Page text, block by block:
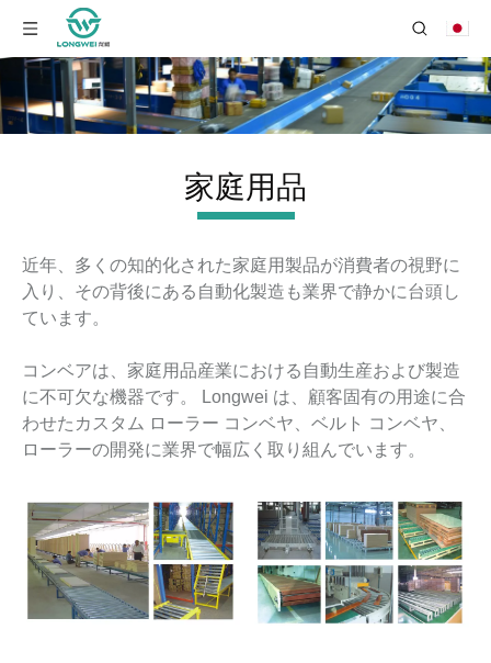
家庭用品
近年、多くの知的化された家庭用製品が消費者の視野に
入り、その背後にある自動化製造も業界で静かに台頭し
ています。
コンベアは、家庭用品産業における自動生産および製造
に不可欠な機器です。 Longwei は、顧客固有の用途に合
わせたカスタム ローラー コンベヤ、ベルト コンベヤ、
ローラーの開発に業界で幅広く取り組んでいます。